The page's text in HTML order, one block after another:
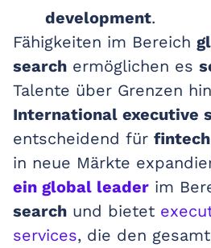
development.
Fähigkeiten im Bereich
search ermöglichen es
Talente über Grenzen
International executive
entscheidend für
in neue Märkte
ein global leader im
search und bietet
services, die den